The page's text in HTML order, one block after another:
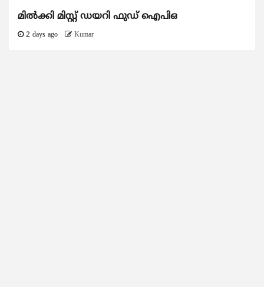
മിൽക്കി മിസ്റ്റ് ഡയറി ഫുഡ് ഐപിഒ
2 days ago Kumar